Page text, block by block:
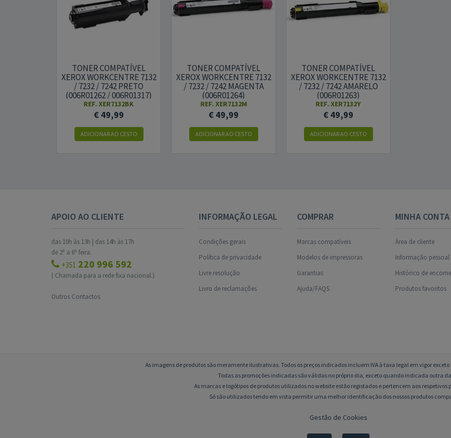
TONER COMPATÍVEL
XEROX WORKCENTRE 7132
/ 7232 / 7242 PRETO
(006R01262 / 006R01317)
REF. XER7132BK
€ 49,99
ADICIONAR AO CESTO
TONER COMPATÍVEL
XEROX WORKCENTRE 7132
/ 7232 / 7242 MAGENTA
(006R01264)
REF. XER7132M
€ 49,99
ADICIONAR AO CESTO
TONER COMPATÍVEL
XEROX WORKCENTRE 7132
/ 7232 / 7242 AMARELO
(006R01263)
REF. XER7132Y
€ 49,99
ADICIONAR AO CESTO
APOIO AO CLIENTE
das 10h às 13h | das 14h às 17h
de 2ª a 6ª feira.
+351 220 996 592
( Chamada para a rede fixa nacional.)
Outros Contactos
INFORMAÇÃO LEGAL
Condições gerais
Política de privacidade
Livre resolução
Livro de reclamações
COMPRAR
Marcas compatíveis
Modelos de impressoras
Garantias
Ajuda/FAQS
MINHA CONTA
Área de cliente
Informação pessoal
Histórico de
Produtos favoritos
As imagens de produtos são meramente ilustrativas. Todos os preços indicados incluem IVA à taxa legal em vigor
Todas as promoções indicadas são válidas no próprio dia, exceto quando indicada outra
As marcas e logótipos de produtos utilizados no website estão registados e pertencem aos respetivos
Só são utilizados tendo em vista permitir uma melhor identificação dos nossos produtos
Gestão de Cookies